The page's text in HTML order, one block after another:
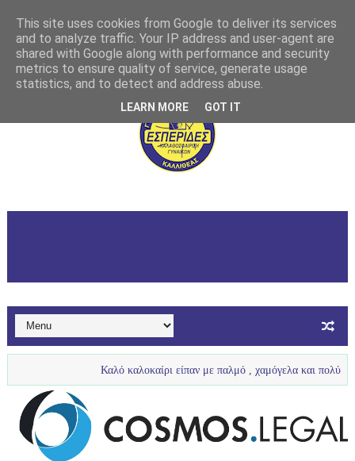
Καλό καλοκαίρι είπαν με παλμό , χαμόγελα και πολύ νερό τα πιτσιρίκια μας
This site uses cookies from Google to deliver its services
and to analyze traffic. Your IP address and user-agent are
shared with Google along with performance and security
metrics to ensure quality of service, generate usage
statistics, and to detect and address abuse.
LEARN MORE GOT IT